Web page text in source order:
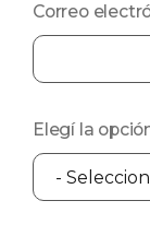
Correo
Elegí la